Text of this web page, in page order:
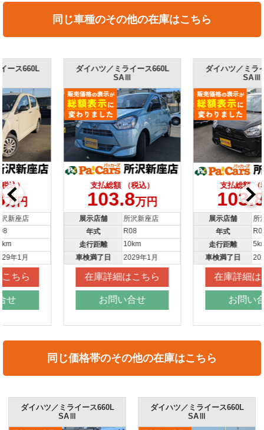
同じ車種のその他の在庫はこちら
ダイハツ／ミライース660L
支払総額 （税込）
万円
展示店舗
所沢新座店
10km
車検満了日
2029年1月
在庫詳細はこちら
ダイハツ／ミライース660L
支払総額 （税込）
万円
展示店舗
所沢新座店
5km
車検満了日
2029年1月
在庫詳細はこちら
同じ価格帯のその他の在庫はこちら
ダイハツ／ミライース660L
SAⅢ
ダイハツ／ミライース660L
SAⅢ